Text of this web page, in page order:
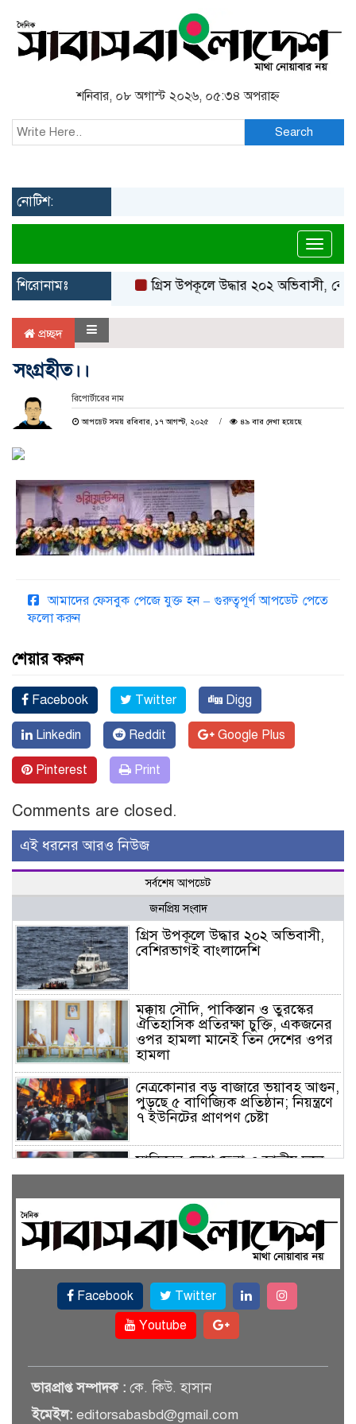
শনিবার, ০৮ অগাস্ট ২০২৬, ০৫:৩৪ অপরাহ্ন
Search
নোটিশ:
শিরোনামঃ গ্রিস উপকূলে উদ্ধার ২০২ অভিবাসী,
প্রচ্ছদ
সংগ্রহীত।।
রিপোর্টারের নাম
আপডেট সময় রবিবার, ১৭ আগস্ট, ২০২৫ ৪৯ বার দেখা হয়েছে
আমাদের ফেসবুক পেজে যুক্ত হন – গুরুত্বপূর্ণ আপডেট পেতে
ফলো করুন
শেয়ার করুন
Facebook Twitter Digg
Linkedin Reddit Google Plus
Pinterest Print
Comments are closed.
এই ধরনের আরও নিউজ
সর্বশেষ আপডেট
জনপ্রিয় সংবাদ
গ্রিস উপকূলে উদ্ধার ২০২ অভিবাসী,
বেশিরভাগই বাংলাদেশি
মক্কায় সৌদি, পাকিস্তান ও তুরস্কের
ঐতিহাসিক প্রতিরক্ষা চুক্তি, একজনের
ওপর হামলা মানেই তিন দেশের ওপর
হামলা
নেত্রকোনার বড় বাজারে ভয়াবহ আগুন,
পুড়ছে ৫ বাণিজ্যিক প্রতিষ্ঠান; নিয়ন্ত্রণে
৭ ইউনিটের প্রাণপণ চেষ্টা
সাকিবের দেশে ফেরা ও জাতীয় দলে
ফেরার সম্ভাবনা নেই, ইঙ্গিত ক্রীড়া
ফেসবুকে যুক্ত হলো বিকাশ, সহজ
হলো ডিজিটাল পেমেন্ট
বৃষ্টি উপেক্ষা করে ‘জুলাই গণঅভ্যুত্থান
স্মৃতি জাদুঘরে’ দর্শনার্থীদের ঢল
সেমিকন্ডাক্টর খাতে সুখবর, আসছে
বিশেষ প্রণোদনা
Facebook
Twitter
Youtube
ভারপ্রাপ্ত সম্পাদক : কে. কিউ. হাসান
ইমেইল: editorsabasbd@gmail.com